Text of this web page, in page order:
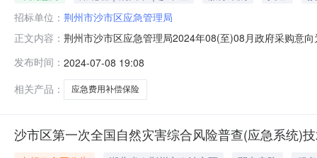
招标单位： 荆州市沙市区应急管理局
正文内容： 荆州市沙市区应急管理局2024年08(至)08月政府采购意
用补偿保险采购项目完成沙市区应急费用补偿保险采购
采购文件为准
发布时间： 2024-07-08 19:08
相关产品：
应急费用补偿保险
沙市区第一次全国自然灾害综合风险普查(应急系统)